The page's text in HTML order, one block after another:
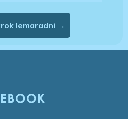
Nem akarok lemaradni →